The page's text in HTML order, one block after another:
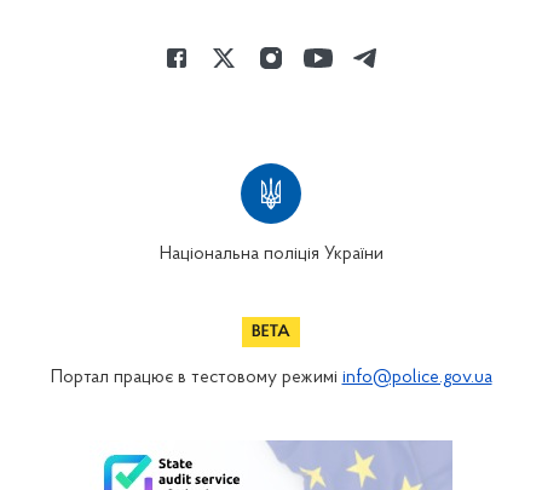
Національна поліція України
Портал працює в тестовому режимі info@police.gov.ua